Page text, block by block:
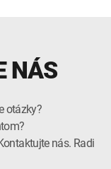
NÁS
otázky?
nás. Radi